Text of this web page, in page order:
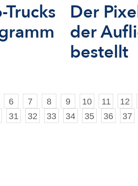
Trucks
Der
der
bestellt
6 7 8 9 10 11 12
31 32 33 34 35 36 37